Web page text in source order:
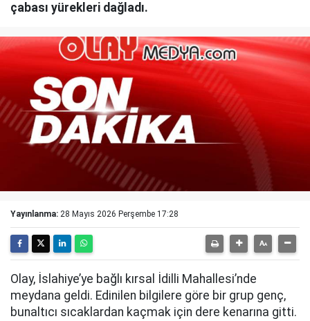
çabası yürekleri dağladı.
Yayınlanma: 28 Mayıs 2026 Perşembe 17:28
Olay, İslahiye’ye bağlı kırsal İdilli Mahallesi’nde
meydana geldi. Edinilen bilgilere göre bir grup genç,
bunaltıcı sıcaklardan kaçmak için dere kenarına gitti.